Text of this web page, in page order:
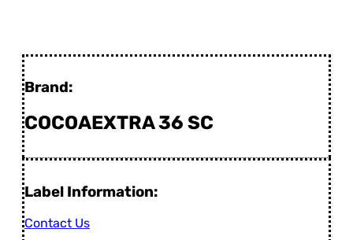
Brand:
COCOAEXTRA 36 SC
Label Information:
Contact Us